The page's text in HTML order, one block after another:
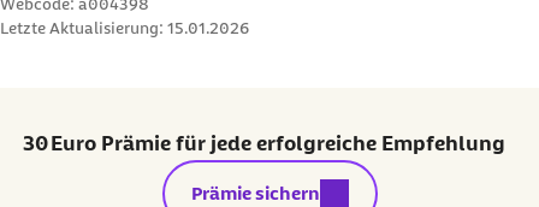
Letzte Aktualisierung: 15.01.2026
30 Euro Prämie für jede erfolgreiche Empfehlung
externer Link:
Prämie sichern